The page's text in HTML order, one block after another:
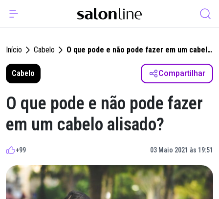
Início Cabelo
O que pode e não pode fazer em um cabelo
Cabelo
Compartilhar
O que pode e não pode fazer
em um cabelo alisado?
+99 03 Maio 2021 às 19:51